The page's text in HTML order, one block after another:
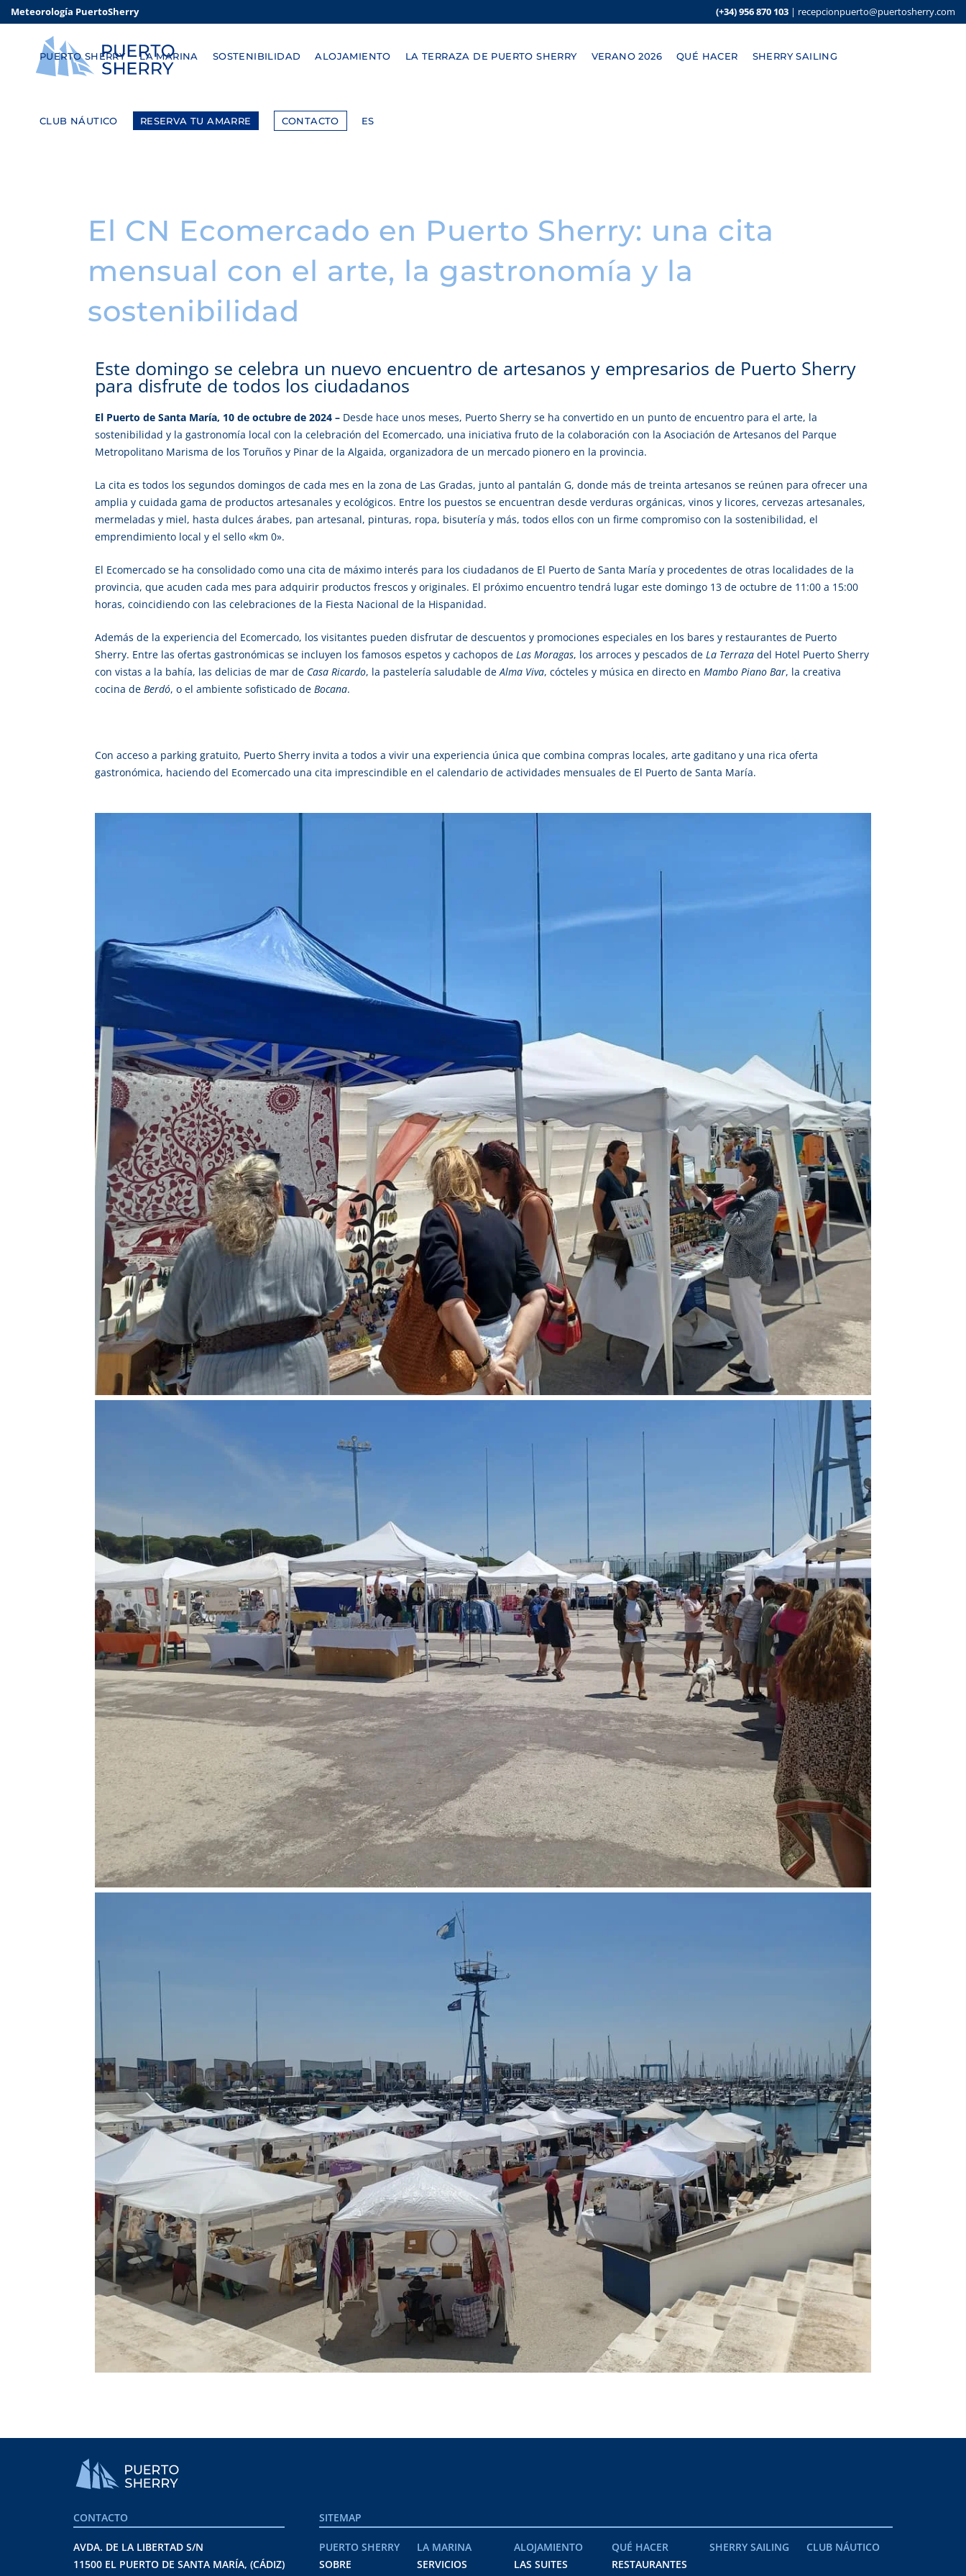
Meteorología PuertoSherry (+34) 956 870 103 | recepcionpuerto@puertosherry.com
PUERTO SHERRY LA MARINA SOSTENIBILIDAD ALOJAMIENTO LA TERRAZA DE PUERTO SHERRY VERANO 2026 QUÉ HACER SHERRY SAILING
CLUB NÁUTICO RESERVA TU AMARRE CONTACTO ES
El CN Ecomercado en Puerto Sherry: una cita
mensual con el arte, la gastronomía y la
sostenibilidad
Este domingo se celebra un nuevo encuentro de artesanos y empresarios de Puerto Sherry
para disfrute de todos los ciudadanos
El Puerto de Santa María, 10 de octubre de 2024 – Desde hace unos meses, Puerto Sherry se ha convertido en un punto de encuentro para el arte, la
sostenibilidad y la gastronomía local con la celebración del Ecomercado, una iniciativa fruto de la colaboración con la Asociación de Artesanos del Parque
Metropolitano Marisma de los Toruños y Pinar de la Algaida, organizadora de un mercado pionero en la provincia.
La cita es todos los segundos domingos de cada mes en la zona de Las Gradas, junto al pantalán G, donde más de treinta artesanos se reúnen para ofrecer una
amplia y cuidada gama de productos artesanales y ecológicos. Entre los puestos se encuentran desde verduras orgánicas, vinos y licores, cervezas artesanales,
mermeladas y miel, hasta dulces árabes, pan artesanal, pinturas, ropa, bisutería y más, todos ellos con un firme compromiso con la sostenibilidad, el
emprendimiento local y el sello «km 0».
El Ecomercado se ha consolidado como una cita de máximo interés para los ciudadanos de El Puerto de Santa María y procedentes de otras localidades de la
provincia, que acuden cada mes para adquirir productos frescos y originales. El próximo encuentro tendrá lugar este domingo 13 de octubre de 11:00 a 15:00
horas, coincidiendo con las celebraciones de la Fiesta Nacional de la Hispanidad.
Además de la experiencia del Ecomercado, los visitantes pueden disfrutar de descuentos y promociones especiales en los bares y restaurantes de Puerto
Sherry. Entre las ofertas gastronómicas se incluyen los famosos espetos y cachopos de Las Moragas, los arroces y pescados de La Terraza del Hotel Puerto Sherry
con vistas a la bahía, las delicias de mar de Casa Ricardo, la pastelería saludable deAlma Viva, cócteles y música en directo en Mambo Piano Bar, la creativa
cocina de Berdó, o el ambiente sofisticado de Bocana.
Con acceso a parking gratuito, Puerto Sherry invita a todos a vivir una experiencia única que combina compras locales, arte gaditano y una rica oferta
gastronómica, haciendo del Ecomercado una cita imprescindible en el calendario de actividades mensuales de El Puerto de Santa María.
CONTACTO
AVDA. DE LA LIBERTAD S/N
11500 EL PUERTO DE SANTA MARÍA, (CÁDIZ)
SITEMAP
PUERTO SHERRY
SOBRE
LA MARINA
SERVICIOS
ALOJAMIENTO
LAS SUITES
QUÉ HACER
RESTAURANTES
SHERRY SAILING CLUB NÁUTICO